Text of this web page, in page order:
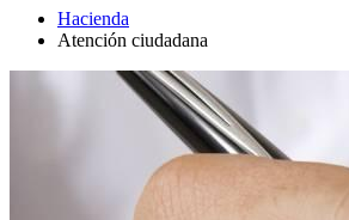
Hacienda
Atención ciudadana